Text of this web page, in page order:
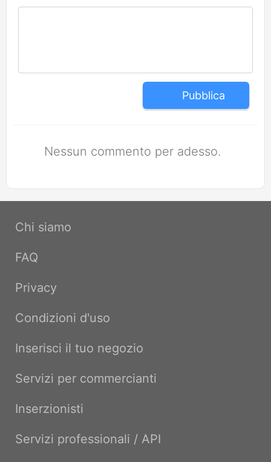
Pubblica
Nessun commento per adesso.
Chi siamo
FAQ
Privacy
Condizioni d'uso
Inserisci il tuo negozio
Servizi per commercianti
Inserzionisti
Servizi professionali / API